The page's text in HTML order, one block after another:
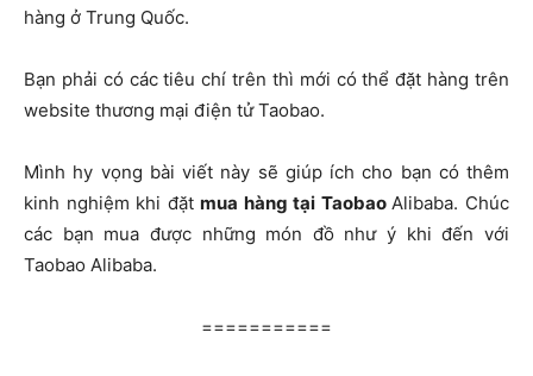
hàng ở Trung Quốc.
Bạn phải có các tiêu chí trên thì mới có thể đặt hàng trên
website thương mại điện tử Taobao.
Mình hy vọng bài viết này sẽ giúp ích cho bạn có thêm
kinh nghiệm khi đặtmua hàng tại TaobaoAlibaba. Chúc
các bạn mua được những món đồ như ý khi đến với
Taobao Alibaba.
===========